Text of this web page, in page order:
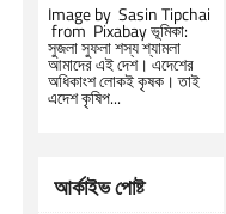
Image by Sasin Tipchai
from Pixabay ভূমিকা:
সুজলা সুফলা শস্য শ্যামলা
আমাদের এই দেশ। এদেশের
অধিকাংশ লোকই কৃষক। তাই
এদেশ কৃষিপ...
আর্কাইভ পোষ্ট